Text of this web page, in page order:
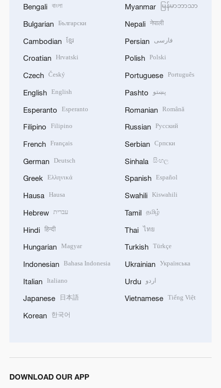
Bengali বাংলা
Bulgarian Български
Cambodian ខ្មែរ
Croatian Hrvatski
Czech Český
English English
Esperanto Esperanto
Filipino Filipino
French Français
German Deutsch
Greek Ελληνικά
Hausa Hausa
Hebrew עברית
Hindi हिन्दी
Hungarian Magyar
Indonesian Bahasa Indonesia
Italian Italiano
Japanese 日本語
Korean 한국어
Myanmar မြန်မာဘာသာ
Nepali नेपाली
Persian فارسی
Polish Polski
Portuguese Português
Pashto پښتو
Romanian Română
Russian Русский
Serbian Српски
Sinhala සිංහල
Spanish Español
Swahili Kiswahili
Tamil தமிழ்
Thai ไทย
Turkish Türkçe
Ukrainian Українська
Urdu اردو
Vietnamese Tiếng Việt
DOWNLOAD OUR APP